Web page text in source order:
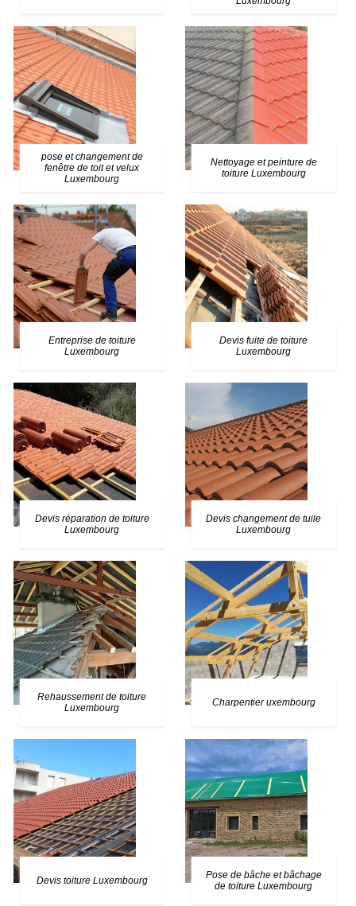
pose et changement de
fenêtre de toit et velux
Luxembourg
Nettoyage et peinture de
toiture Luxembourg
Entreprise de toiture
Luxembourg
Devis fuite de toiture
Luxembourg
Devis réparation de toiture
Luxembourg
Devis changement de tuile
Luxembourg
Rehaussement de toiture
Luxembourg
Charpentier uxembourg
Devis toiture Luxembourg
Pose de bâche et bâchage
de toiture Luxembourg